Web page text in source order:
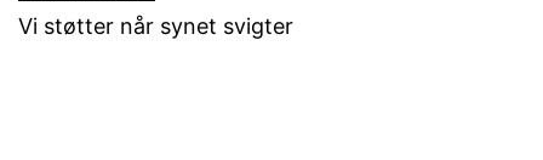
Vi støtter når synet svigter